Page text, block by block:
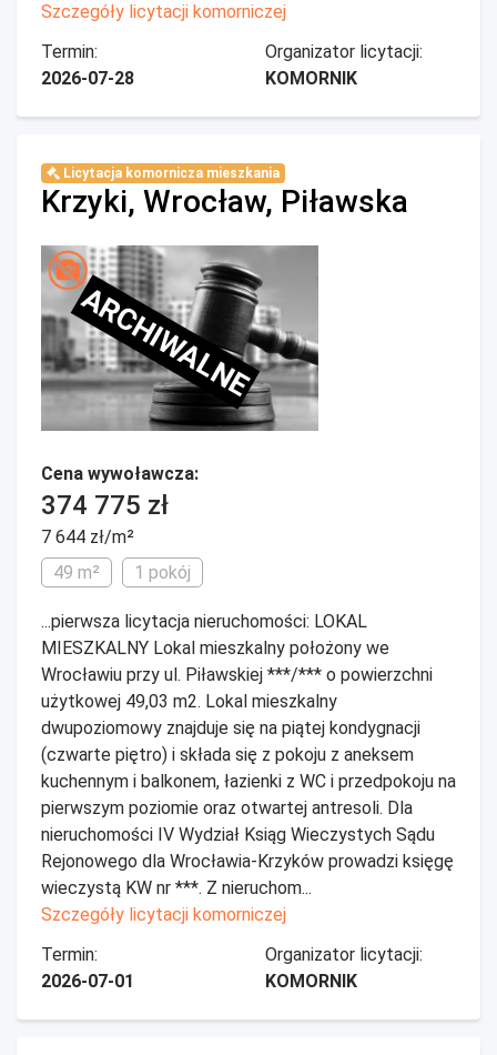
Szczegóły licytacji komorniczej
Termin:
2026-07-28
Organizator licytacji:
KOMORNIK
Licytacja komornicza mieszkania
Krzyki, Wrocław, Piławska
ARCHIWALNE
Cena wywoławcza:
374 775 zł
7 644 zł/m²
49 m²
1 pokój
...pierwsza licytacja nieruchomości: LOKAL
MIESZKALNY Lokal mieszkalny położony we
Wrocławiu przy ul. Piławskiej ***/*** o powierzchni
użytkowej 49,03 m2. Lokal mieszkalny
dwupoziomowy znajduje się na piątej kondygnacji
(czwarte piętro) i składa się z pokoju z aneksem
kuchennym i balkonem, łazienki z WC i przedpokoju na
pierwszym poziomie oraz otwartej antresoli. Dla
nieruchomości IV Wydział Ksiąg Wieczystych Sądu
Rejonowego dla Wrocławia-Krzyków prowadzi księgę
wieczystą KW nr ***. Z nieruchom...
Szczegóły licytacji komorniczej
Termin:
2026-07-01
Organizator licytacji:
KOMORNIK